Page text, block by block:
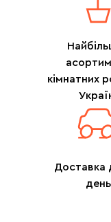
кімнатних
Доставка
день